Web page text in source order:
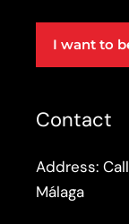
I want to
Contact
Address:
Málaga